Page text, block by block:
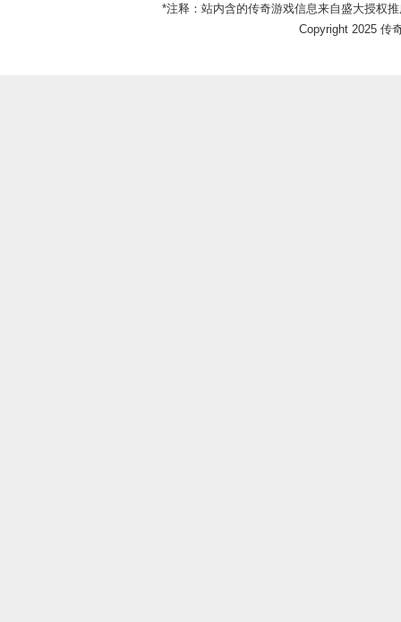
*注释：站内含的传奇游戏信息来自盛大授权
Copyright 2025 传